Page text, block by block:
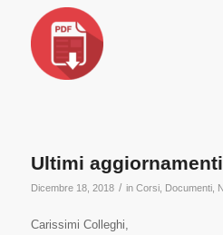
Ultimi
Dicembre 18, 2018 / in Corsi, Documenti,
Carissimi Colleghi,